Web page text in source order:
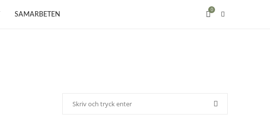
SAMARBETEN
0